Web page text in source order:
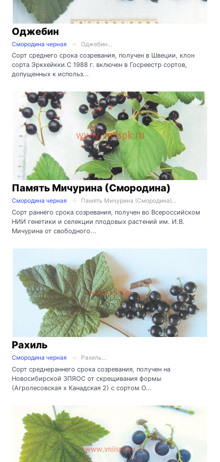
Оджебин
Смородина черная
Оджебин...
Сорт среднего срока созревания, получен в Швеции, клон
сорта Эркхейкки.С 1988 г. включен в Госреестр сортов,
допущенных к использ...
Память Мичурина (Смородина)
Смородина черная
Память Мичурина (Смородина)...
Сорт раннего срока созревания, получен во Всероссийском
НИИ генетики и селекции плодовых растений им. И.В.
Мичурина от свободного...
Рахиль
Смородина черная
Рахиль...
Сорт среднераннего срока созревания, получен на
Новосибирской ЗПЯОС от скрещивания формы
(Агролесовская х Канадская 2) с сортом О...